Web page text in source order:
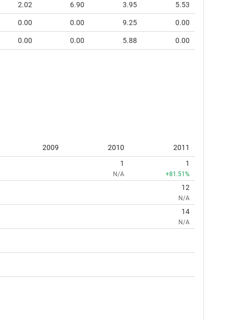
2.02 6.90 3.95 5.53
0.00 0.00 9.25 0.00
0.00 0.00 5.88 0.00
2009 2010
2011
1
N/A
1
+81.51%
12
N/A
14
N/A